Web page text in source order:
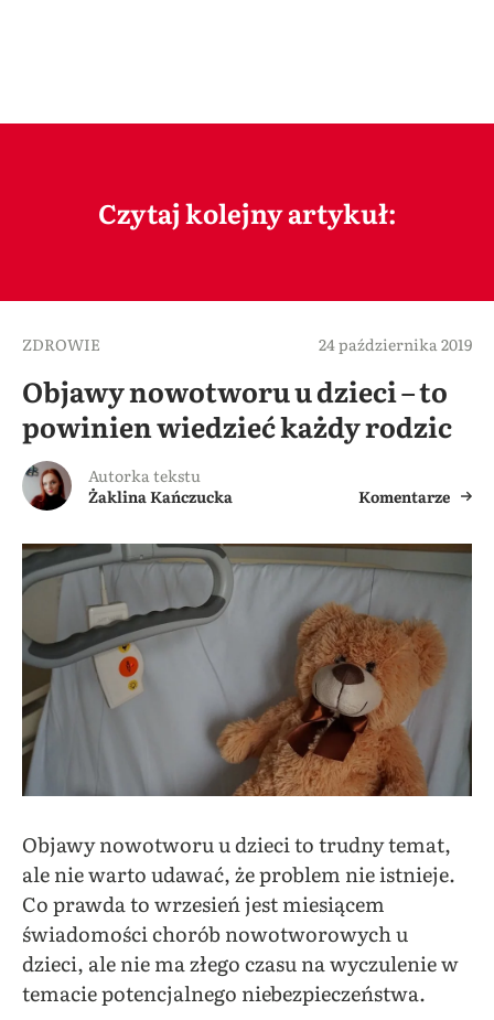
Czytaj kolejny artykuł:
ZDROWIE 24 października 2019
Objawy nowotworu u dzieci – to
powinien wiedzieć każdy rodzic
Autorka tekstu
Żaklina Kańczucka
Komentarze
Objawy nowotworu u dzieci to trudny temat,
ale nie warto udawać, że problem nie istnieje.
Co prawda to wrzesień jest miesiącem
świadomości chorób nowotworowych u
dzieci, ale nie ma złego czasu na wyczulenie w
temacie potencjalnego niebezpieczeństwa.